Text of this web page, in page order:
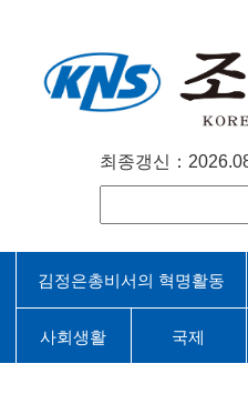
최종갱신：
김정은총비서의 혁명활동
사회생활 국제